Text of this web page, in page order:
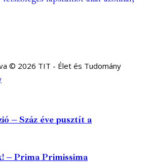
© 2026 TIT - Élet és Tudomány
– Száz éve pusztít a
– Prima Primissima